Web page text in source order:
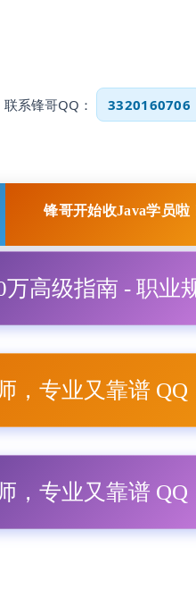
联系锋哥QQ： 3320160706
锋哥开始收Java学员啦
高级指南 - 职业
，专业又靠谱 QQ
，专业又靠谱 QQ